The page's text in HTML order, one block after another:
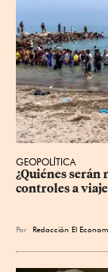
GEOPOLÍTICA
¿Quiénes serán
controles a
Por Redacción El